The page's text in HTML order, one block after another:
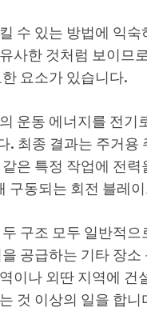
수 있는 방법에 익
사한 것처럼 보이므
요소가 있습니다.
운동 에너지를 전
. 최종 결과는 주거
은 특정 작업에 전
구동되는 회전 블레
구조 모두 일반적
공급하는 기타 장
이나 외딴 지역에
것 이상의 일을 합니